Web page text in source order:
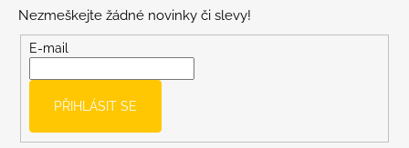
Nezmeškejte žádné novinky či slevy!
E-mail
PŘIHLÁSIT SE